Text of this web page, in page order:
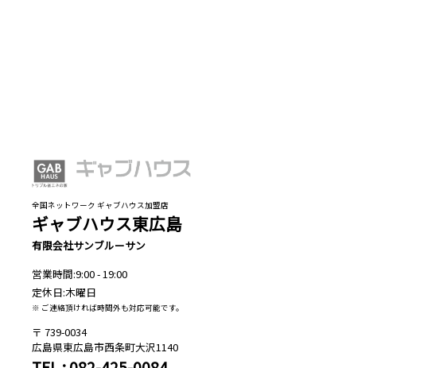
全国ネットワーク ギャブハウス加盟店
ギャブハウス東広島
有限会社サンブルーサン
営業時間:9:00 - 19:00
定休日:木曜日
※ ご連絡頂ければ時間外も対応可能です。
739-0034
広島県東広島市西条町大沢1140